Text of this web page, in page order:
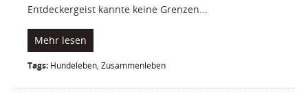
Entdeckergeist kannte keine Grenzen...
Mehr lesen
Tags: Hundeleben, Zusammenleben